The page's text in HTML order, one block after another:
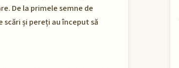
De la primele semne de
și pereți au început să